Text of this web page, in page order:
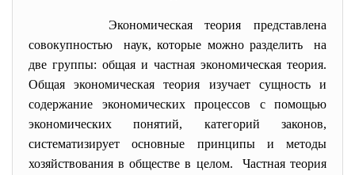
Экономическая теория представлена
совокупностью наук, которые можно разделить на
две группы: общая и частная экономическая теория.
Общая экономическая теория изучает сущность и
содержание экономических процессов с помощью
экономических понятий, категорий законов,
систематизирует основные принципы и методы
хозяйствования в обществе в целом. Частная теория